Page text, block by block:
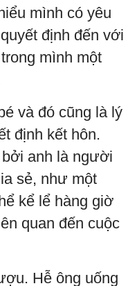
mình có yêu
định đến với
mình một
và đó cũng là lý
định kết hôn.
anh là người
sẻ, như một
kể lể hàng giờ
quan đến cuộc
Hễ ông uống